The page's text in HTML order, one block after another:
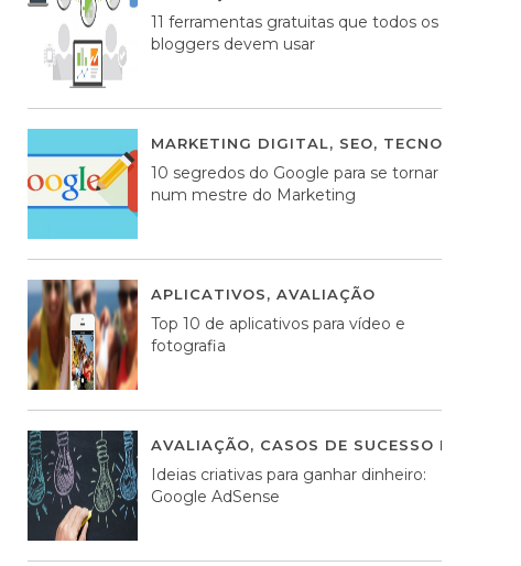
11 ferramentas gratuitas que todos os
bloggers devem usar
MARKETING DIGITAL, SEO, TECNOLOGIA
10 segredos do Google para se tornar
num mestre do Marketing
APLICATIVOS, AVALIAÇÃO
Top 10 de aplicativos para vídeo e
fotografia
AVALIAÇÃO, CASOS DE SUCESSO DE
Ideias criativas para ganhar dinheiro:
Google AdSense